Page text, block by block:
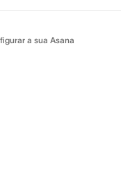
a sua Asana